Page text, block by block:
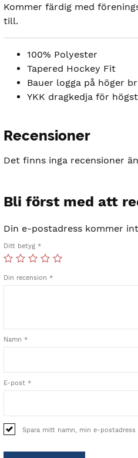
Kommer färdig med
till.
100% Polyester
Tapered Hockey Fit
Bauer logga på höger
YKK dragkedja för
Recensioner
Det finns inga recensioner
Bli först med att
Din e-postadress kommer
Ditt betyg *
Din recension *
Namn *
E-post *
Spara mitt namn, min e-